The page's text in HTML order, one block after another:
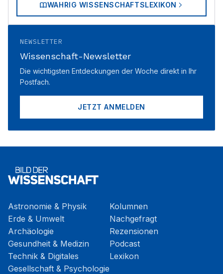
WAHRIG WISSENSCHAFTSLEXIKON
NEWSLETTER
Wissenschaft-Newsletter
Die wichtigsten Entdeckungen der Woche direkt in Ihr
Postfach.
JETZT ANMELDEN
Astronomie & Physik
Erde & Umwelt
Archäologie
Gesundheit & Medizin
Technik & Digitales
Gesellschaft & Psychologie
Kolumnen
Nachgefragt
Rezensionen
Podcast
Lexikon